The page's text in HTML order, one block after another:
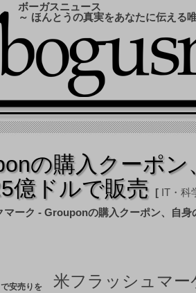
ボーガスニュース
～ ほんとうの真実をあなたに伝える
の購入クーポ
億ドルで販売
IT・科
安売りを
米フラッシュマ